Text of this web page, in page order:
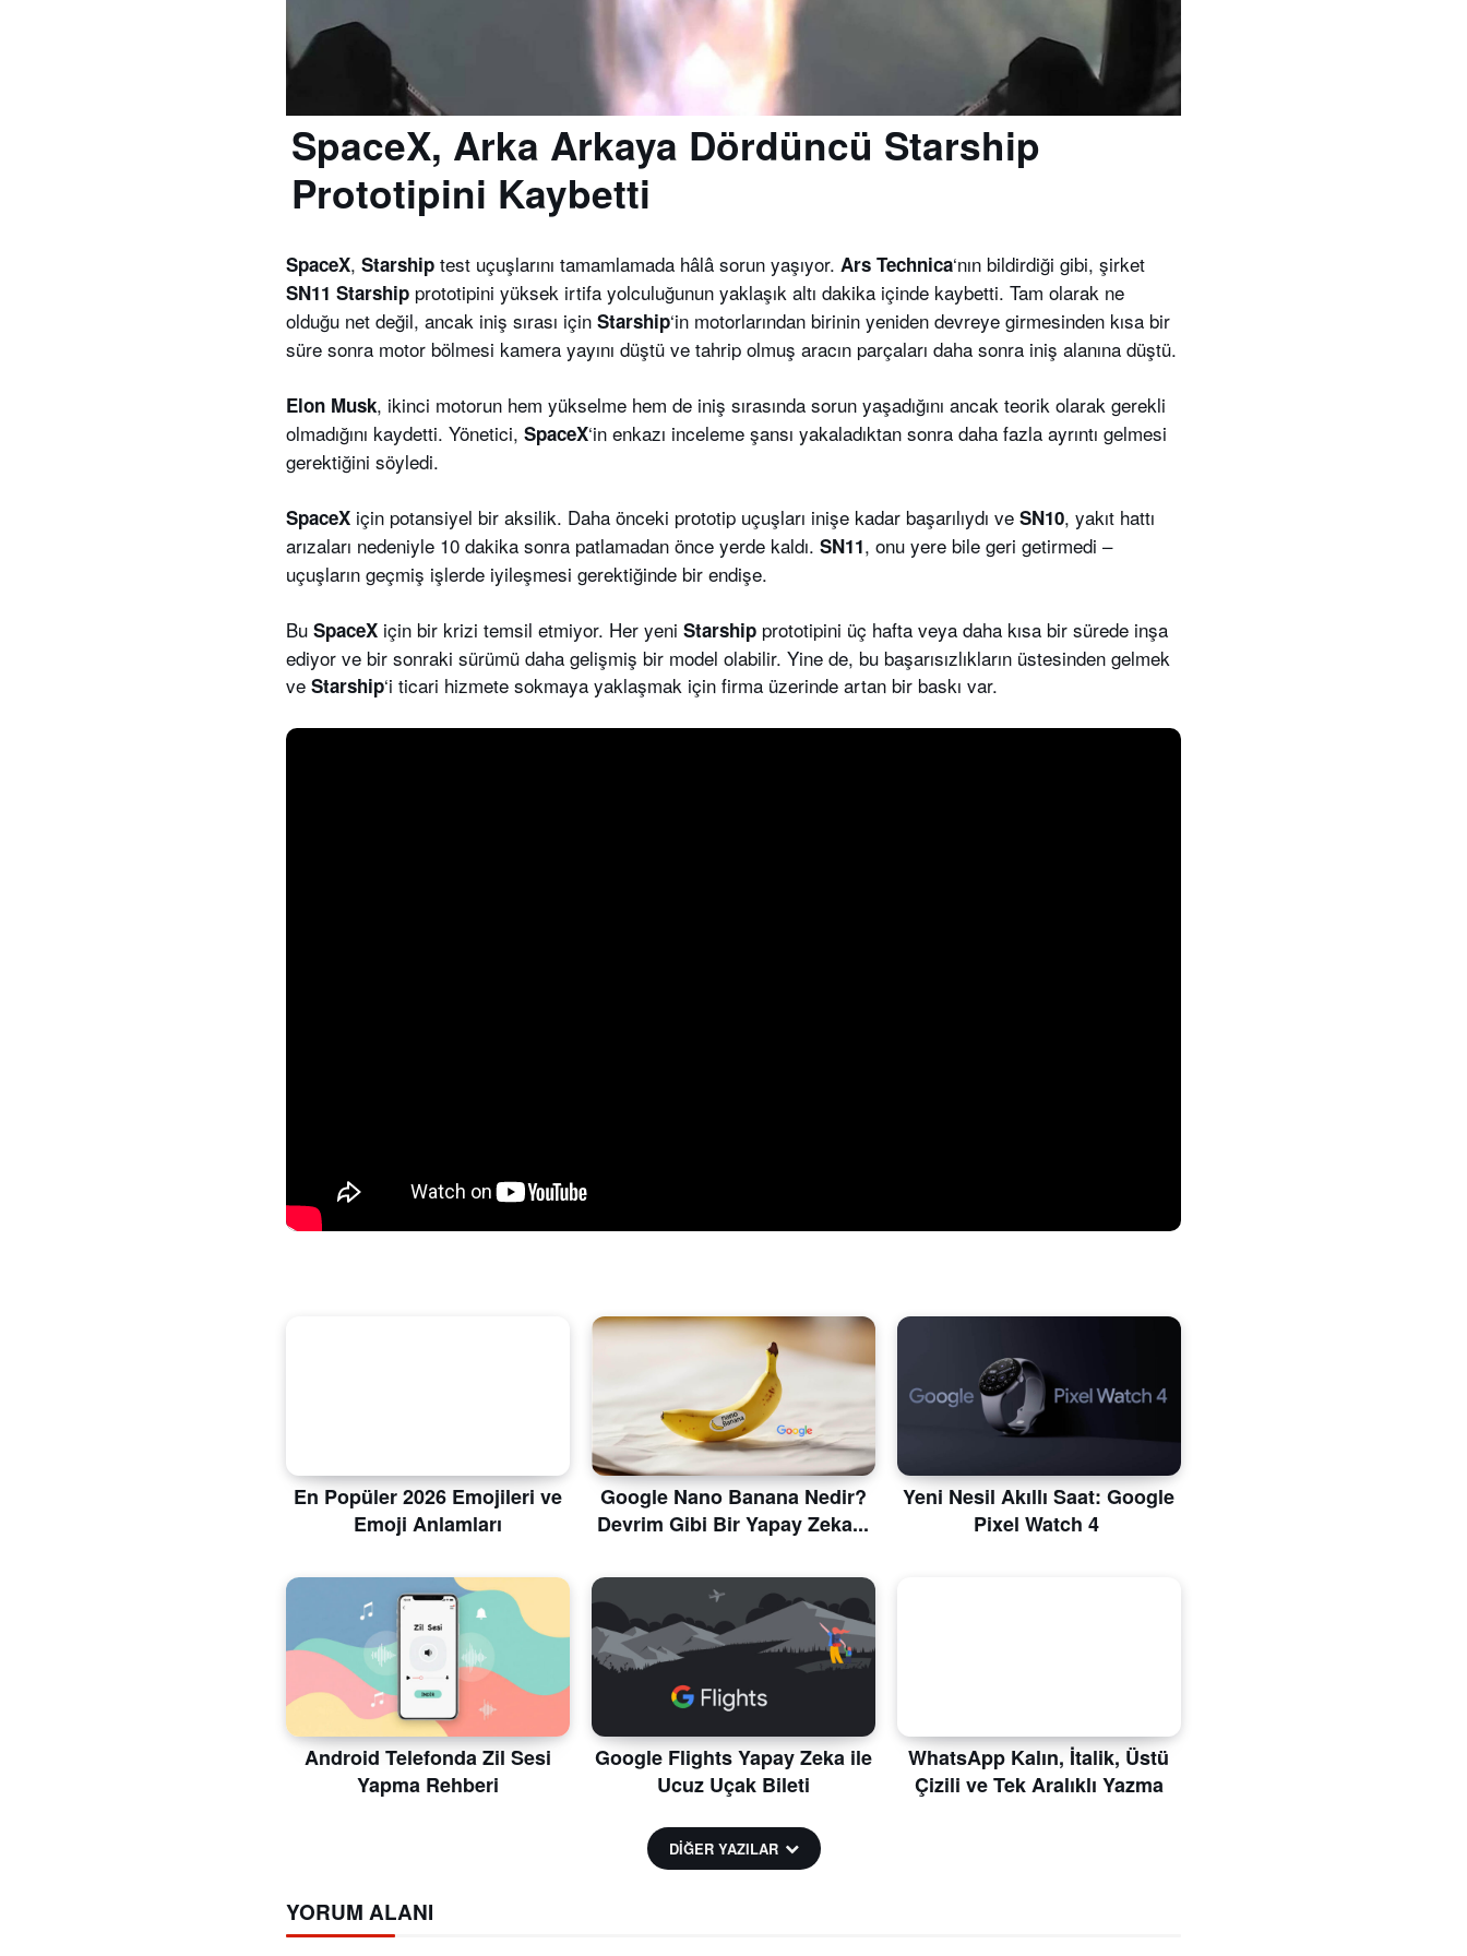
SpaceX, Arka Arkaya Dördüncü Starship
Prototipini Kaybetti
SpaceX, Starship test uçuşlarını tamamlamada hâlâ sorun yaşıyor. Ars Technica‘nın bildirdiği gibi, şirket
SN11 Starship prototipini yüksek irtifa yolculuğunun yaklaşık altı dakika içinde kaybetti. Tam olarak ne
olduğu net değil, ancak iniş sırası için Starship‘in motorlarından birinin yeniden devreye girmesinden kısa bir
süre sonra motor bölmesi kamera yayını düştü ve tahrip olmuş aracın parçaları daha sonra iniş alanına düştü.
Elon Musk, ikinci motorun hem yükselme hem de iniş sırasında sorun yaşadığını ancak teorik olarak gerekli
olmadığını kaydetti. Yönetici, SpaceX‘in enkazı inceleme şansı yakaladıktan sonra daha fazla ayrıntı gelmesi
gerektiğini söyledi.
SpaceX için potansiyel bir aksilik. Daha önceki prototip uçuşları inişe kadar başarılıydı ve SN10, yakıt hattı
arızaları nedeniyle 10 dakika sonra patlamadan önce yerde kaldı. SN11, onu yere bile geri getirmedi –
uçuşların geçmiş işlerde iyileşmesi gerektiğinde bir endişe.
Bu SpaceX için bir krizi temsil etmiyor. Her yeni Starship prototipini üç hafta veya daha kısa bir sürede inşa
ediyor ve bir sonraki sürümü daha gelişmiş bir model olabilir. Yine de, bu başarısızlıkların üstesinden gelmek
ve Starship‘i ticari hizmete sokmaya yaklaşmak için firma üzerinde artan bir baskı var.
En Popüler 2026 Emojileri ve
Emoji Anlamları
Google Nano Banana Nedir?
Devrim Gibi Bir Yapay Zeka...
Yeni Nesil Akıllı Saat: Google
Pixel Watch 4
Android Telefonda Zil Sesi
Yapma Rehberi
Google Flights Yapay Zeka ile
Ucuz Uçak Bileti
WhatsApp Kalın, İtalik, Üstü
Çizili ve Tek Aralıklı Yazma
DİĞER YAZILAR
YORUM ALANI